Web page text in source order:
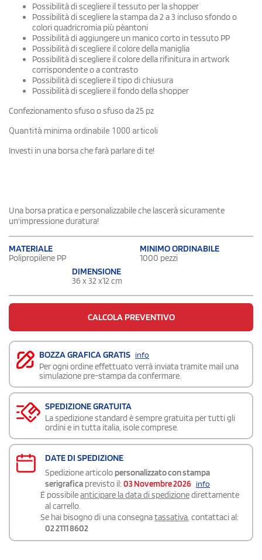
Possibilità di scegliere il tessuto per la shopper
Possibilità di scegliere la stampa da 2 a 3 incluso sfondo o
colori quadricromia più pèantoni
Possibilità di aggiungere un manico corto in tessuto PP
Possibilità di scegliere il colore della maniglia
Possibilità di scegliere il colore della rifinitura in artwork
corrispondente o a contrasto
Possibilità di scegliere il tipo di chiusura
Possibilità di scegliere il fondo della shopper
Confezionamento sfuso o sfuso da 25 pz
Quantità minima ordinabile 1000 articoli
Investi in una borsa che farà parlare di te!
Una borsa pratica e personalizzabile che lascerà sicuramente
un'impressione duratura!
MATERIALE
Polipropilene PP
MINIMO ORDINABILE
1000 pezzi
DIMENSIONE
36 x 32 x12 cm
CALCOLA PREVENTIVO
BOZZA GRAFICA GRATIS info
Per ogni ordine effettuato verrà inviata tramite mail una
simulazione pre-stampa da confermare.
SPEDIZIONE GRATUITA
La spedizione standard è sempre gratuita per tutti gli
ordini e in tutta italia, isole comprese.
DATE DI SPEDIZIONE
Spedizione articolo personalizzato con stampa
serigrafica previsto il: 03 Novembre 2026 info
É possibileanticipare la data di spedizionedirettamente
al carrello.
Se hai bisogno di una consegnatassativa, contattaci al:
02 2111 8602